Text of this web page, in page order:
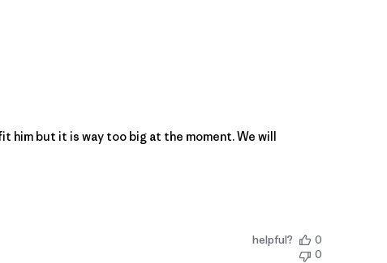
him but it is way too big at the moment. We will
helpful?
0
0